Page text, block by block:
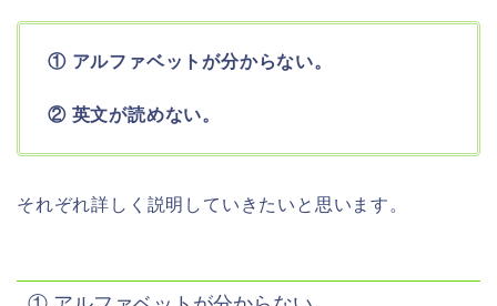
① アルファベットが分からない。
② 英文が読めない。
それぞれ詳しく説明していきたいと思います。